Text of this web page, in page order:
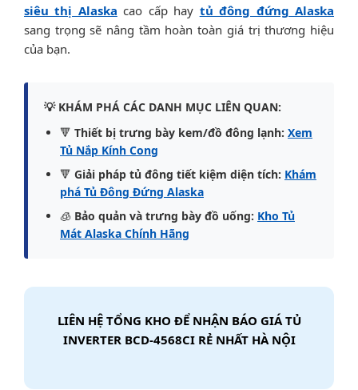
siêu thị Alaska cao cấp hay tủ đông đứng Alaska
sang trọng sẽ nâng tầm hoàn toàn giá trị thương hiệu
của bạn.
💡 KHÁM PHÁ CÁC DANH MỤC LIÊN QUAN:
🔻 Thiết bị trưng bày kem/đồ đông lạnh: Xem
Tủ Nắp Kính Cong
🔻 Giải pháp tủ đông tiết kiệm diện tích: Khám
phá Tủ Đông Đứng Alaska
🧊 Bảo quản và trưng bày đồ uống: Kho Tủ
Mát Alaska Chính Hãng
LIÊN HỆ TỔNG KHO ĐỂ NHẬN BÁO GIÁ TỦ
INVERTER BCD-4568CI RẺ NHẤT HÀ NỘI